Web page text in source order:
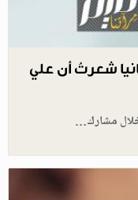
شعرتُ أن علي
خلال مشارك…